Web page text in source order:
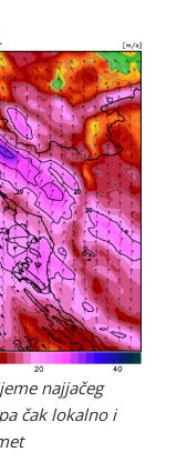
najjačeg
čak lokalno i